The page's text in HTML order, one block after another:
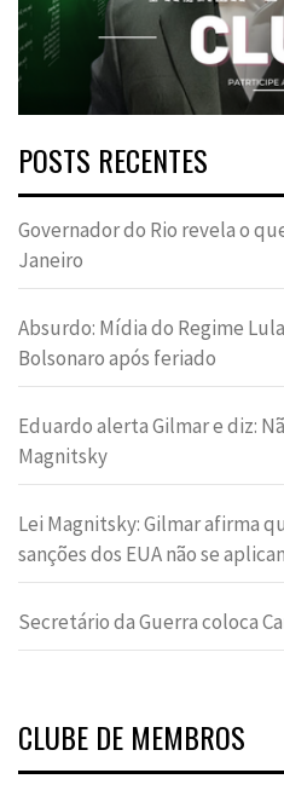
POSTS RECENTES
Governador do Rio revela o
Janeiro
Absurdo: Mídia do Regime
Bolsonaro após feriado
Eduardo alerta Gilmar e diz:
Magnitsky
Lei Magnitsky: Gilmar afirma
sanções dos EUA não se
Secretário da Guerra coloca
CLUBE DE MEMBROS